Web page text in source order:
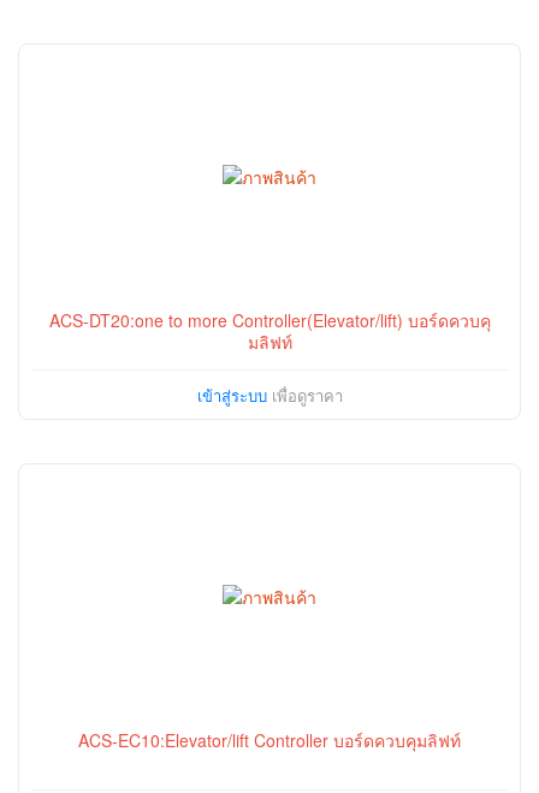
ACS-DT20:one to more Controller(Elevator/lift) บอร์ดควบคุ
มลิฟท์
เข้าสู่ระบบเพื่อดูราคา
ACS-EC10:Elevator/lift Controller บอร์ดควบคุมลิฟท์